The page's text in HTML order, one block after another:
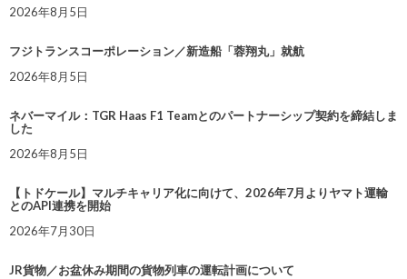
2026年8月5日
フジトランスコーポレーション／新造船「蓉翔丸」就航
2026年8月5日
ネバーマイル：TGR Haas F1 Teamとのパートナーシップ契約を締結しま
した
2026年8月5日
【トドケール】マルチキャリア化に向けて、2026年7月よりヤマト運輸
とのAPI連携を開始
2026年7月30日
JR貨物／お盆休み期間の貨物列車の運転計画について